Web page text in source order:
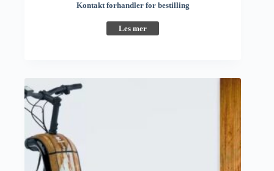
Kontakt forhandler for bestilling
Les mer